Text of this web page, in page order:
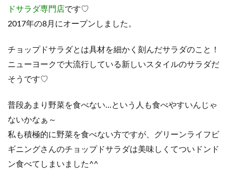
ドサラダ専門店です♡
2017年の8月にオープンしました。
チョップドサラダとは具材を細かく刻んだサラダのこと！
ニューヨークで大流行している新しいスタイルのサラダだ
そうです♡
普段あまり野菜を食べない…という人も食べやすいんじゃ
ないかなぁ～
私も積極的に野菜を食べない方ですが、グリーンライフビ
ギニングさんのチョップドサラダは美味しくてついドンド
ン食べてしまいました^^